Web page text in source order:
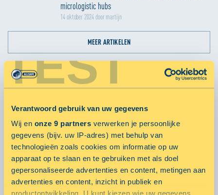
TEST
Verantwoord gebruik van uw gegevens
Wij en onze 9 partners verwerken je persoonlijke
gegevens (bijv. uw IP-adres) met behulp van
technologieën zoals cookies om informatie op uw
apparaat op te slaan en te gebruiken met als doel
gepersonaliseerde advertenties en content, metingen aan
advertenties en content, inzicht in publiek en
micrologistic hubs
14 oktober 2024 door martijn
MEER ARTIKELEN
POPULARE ARTIKELEN
Smart City Hubs
ALLSAFE Mini Opslag gaat voor vitaliteit met Fit20!
10 februari 2016 door
ALLSAFE neemt bezoekers VT Wonen & Design beurs